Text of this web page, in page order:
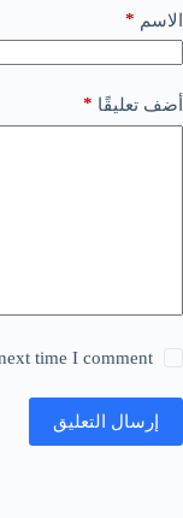
الاسم *
أضف تعليقًا *
time I comment.
إرسال التعليق